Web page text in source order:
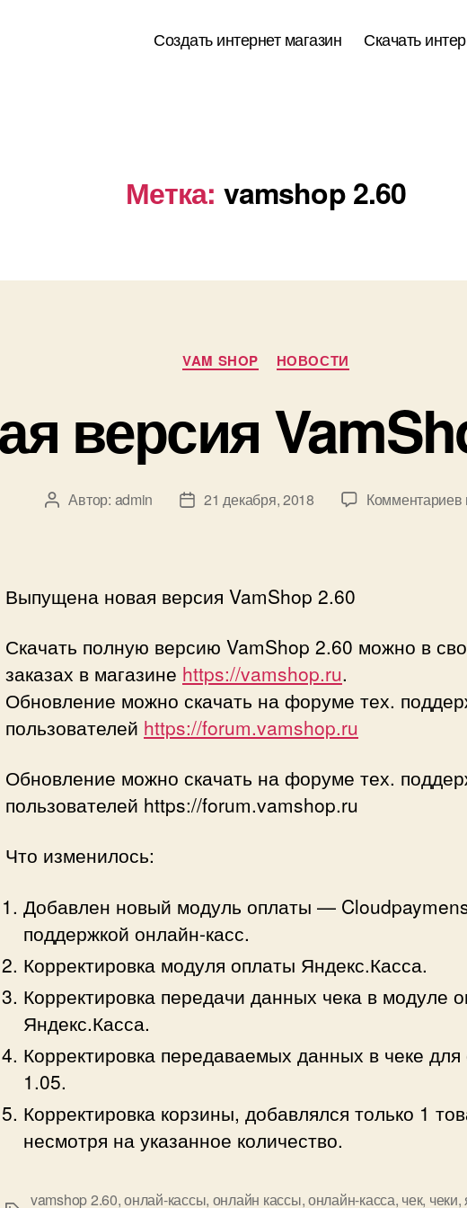
Создать интернет магазин Скачать
Метка: vamshop 2.60
Рубрики
VAM SHOP НОВОСТИ
версия
Автор
Автор: admin
Дата21 декабря, 2018 Комментариевк
Выпущена новая версия VamShop 2.60
Скачать полную версию VamShop 2.60 можно в
заказах в магазине https://vamshop.ru.
Обновление можно скачать на форуме тех.
пользователей https://forum.vamshop.ru
Обновление можно скачать на форуме тех.
пользователей https://forum.vamshop.ru
Что изменилось:
Добавлен новый модуль оплаты —
поддержкой онлайн-касс.
Корректировка модуля оплаты Яндекс.Касса.
Корректировка передачи данных чека в модуле
Яндекс.Касса.
Корректировка передаваемых данных в чеке
1.05.
Корректировка корзины, добавлялся только 1
несмотря на указанное количество.
vamshop 2.60,онлай-кассы, онлайн кассы,онлайн-касса, чек, чеки,